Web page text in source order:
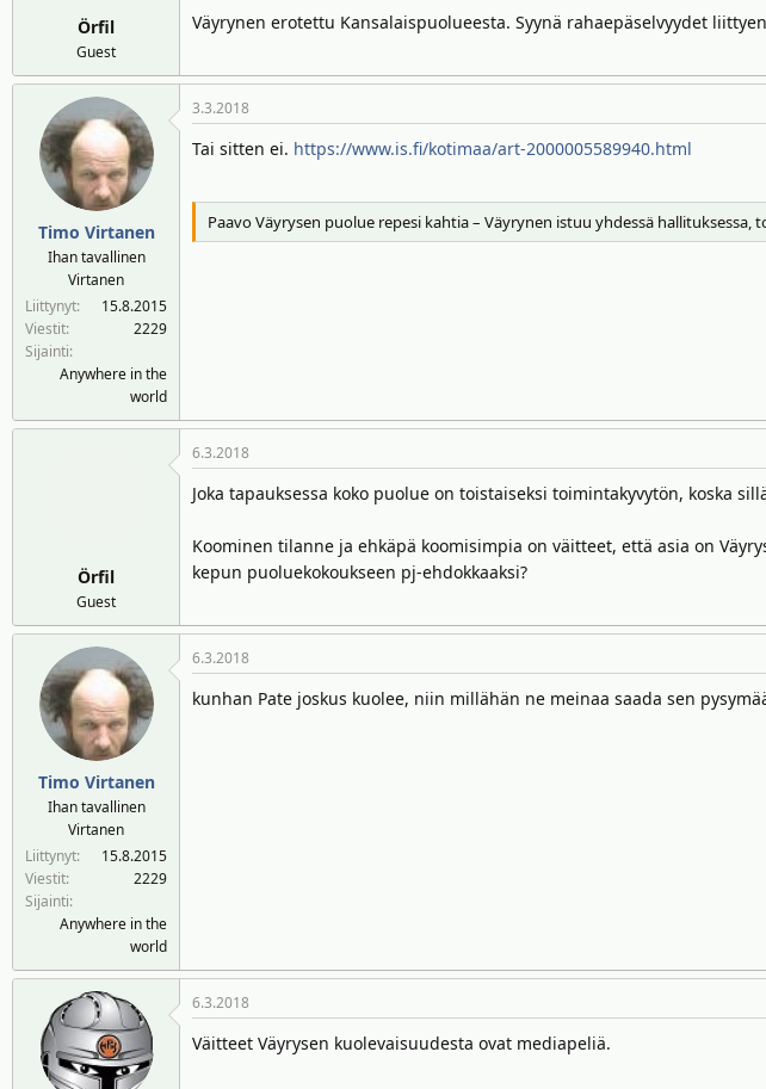
Örfil
Guest
Väyrynen erotettu Kansalaispuolueesta. Syynä rahaepäselvyydet
Timo Virtanen
Ihan tavallinen
Virtanen
Liittynyt
15.8.2015
Viestit
2229
Sijainti
Anywhere in the
world
3.3.2018
Tai sitten ei. https://www.is.fi/kotimaa/art-2000005589940.html
Paavo Väyrysen puolue repesi kahtia – Väyrynen istuu yhdessä
Örfil
Guest
6.3.2018
Joka tapauksessa koko puolue on toistaiseksi toimintakyvytön, koska
Koominen tilanne ja ehkäpä koomisimpia on väitteet, että asia on
kepun puoluekokoukseen pj-ehdokkaaksi?
Timo Virtanen
Ihan tavallinen
Virtanen
Liittynyt
15.8.2015
Viestit
2229
Sijainti
Anywhere in the
world
6.3.2018
kunhan Pate joskus kuolee, niin millähän ne meinaa saada sen
6.3.2018
Väitteet Väyrysen kuolevaisuudesta ovat mediapeliä.